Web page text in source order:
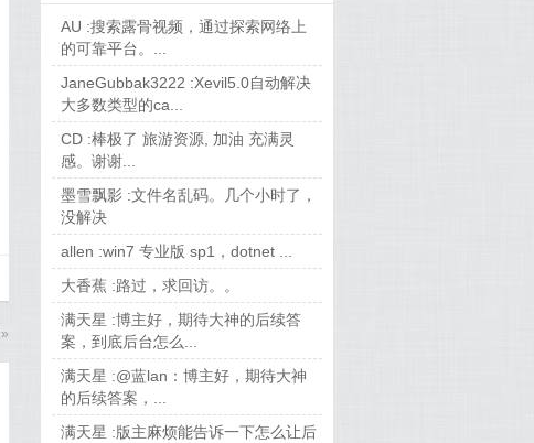
»
AU :搜索露骨视频，通过探索网络上
的可靠平台。...
JaneGubbak3222 :Xevil5.0自动解决
大多数类型的ca...
CD :棒极了 旅游资源, 加油 充满灵
感。谢谢...
墨雪飘影 :文件名乱码。几个小时了，
没解决
allen :win7 专业版 sp1，dotnet ...
大香蕉 :路过，求回访。。
满天星 :博主好，期待大神的后续答
案，到底后台怎么...
满天星 :@蓝lan：博主好，期待大神
的后续答案，...
满天星 :版主麻烦能告诉一下怎么让后